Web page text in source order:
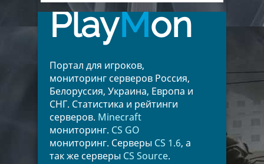
PlayMon
Портал для игроков,
мониторинг серверов Россия,
Белоруссия, Украина, Европа и
СНГ. Статистика и рейтинги
серверов. Minecraft
мониторинг. CS GO
мониторинг. Серверы CS 1.6, а
так же серверы CS Source.